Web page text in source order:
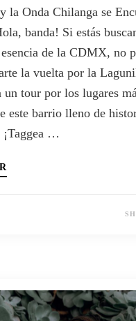
la Onda Chilanga se
banda! Si estás
de la CDMX, no
la vuelta por la
tour por los lugares
este barrio lleno de
…